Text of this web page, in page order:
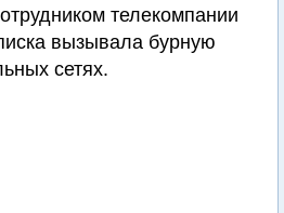
телекомпании
вызывала бурную
сетях.